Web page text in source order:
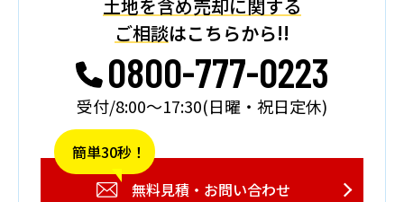
土地を含め売却に関する
ご相談はこちらから!!
0800-777-0223
受付/8:00～17:30(日曜・祝日定休)
簡単30秒！
無料見積・お問い合わせ